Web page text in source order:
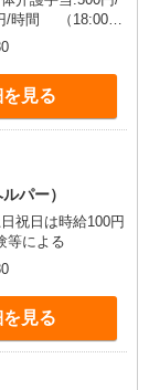
/時間 （18:00〜
円/月 ・深夜
動時間も賃金
算手当:60円/時間
よる見る
パー）
等による
見る